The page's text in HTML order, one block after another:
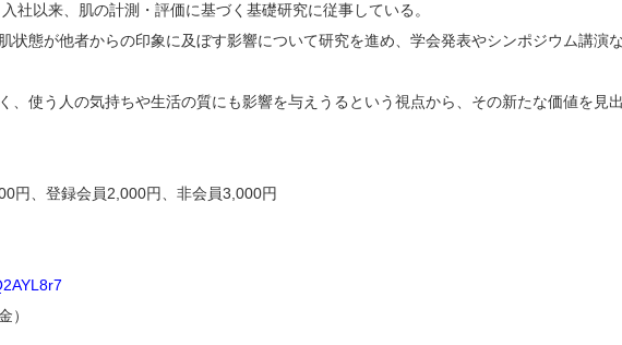
来、肌の計測・評価に基づく基礎研究に従事している。
が他者からの印象に及ぼす影響について研究を進め、学会発表やシンポジウム講演
う人の気持ちや生活の質にも影響を与えうるという視点から、その新たな価値を見
円、登録会員2,000円、非会員3,000円
）